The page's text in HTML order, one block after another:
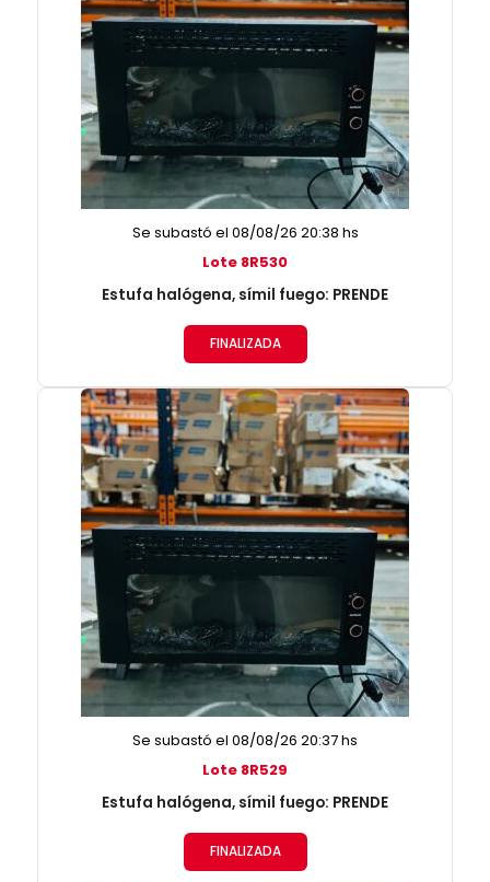
Se subastó el 08/08/26 20:38 hs
Lote 8R530
Estufa halógena, símil fuego: PRENDE
FINALIZADA
Se subastó el 08/08/26 20:37 hs
Lote 8R529
Estufa halógena, símil fuego: PRENDE
FINALIZADA